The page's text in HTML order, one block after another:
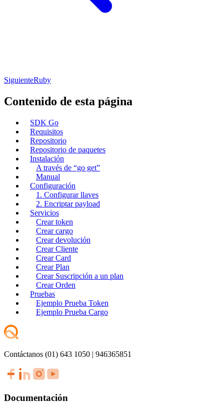
SiguienteRuby
Contenido de esta página
SDK Go
Requisitos
Repositorio
Repositorio de paquetes
Instalación
A través de “go get”
Manual
Configuración
1. Configurar llaves
2. Encriptar payload
Servicios
Crear token
Crear cargo
Crear devolución
Crear Cliente
Crear Card
Crear Plan
Crear Suscripción a un plan
Crear Orden
Pruebas
Ejemplo Prueba Token
Ejemplo Prueba Cargo
Contáctanos (01) 643 1050 | 946365851
Documentación